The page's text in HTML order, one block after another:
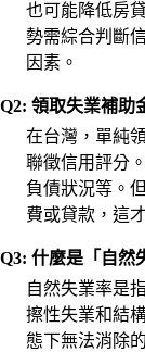
也可能降低房
勢需綜合判斷
因素。
Q2: 領取失業補助
在台灣，單純
聯徵信用評分
負債狀況等。
費或貸款，這
Q3: 什麼是「自然
自然失業率是
擦性失業和結
態下無法消除